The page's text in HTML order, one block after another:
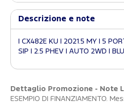
Descrizione e note
| CX482E KU | 2021.5 MY | 5
SIP | 2.5 PHEV | AUTO 2WD |
Dettaglio Promozione - Note
ESEMPIO DI FINANZIAMENTO.